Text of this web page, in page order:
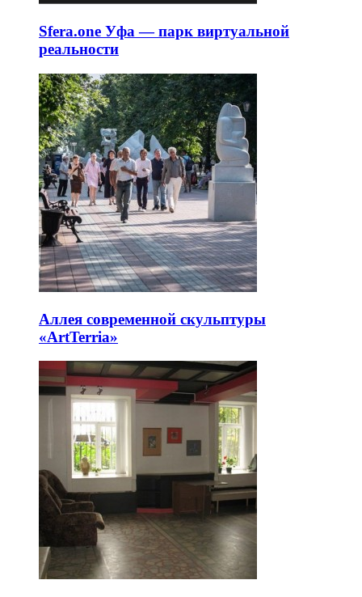
Sfera.one Уфа — парк виртуальной
реальности
Аллея современной скульптуры
«ArtTerria»